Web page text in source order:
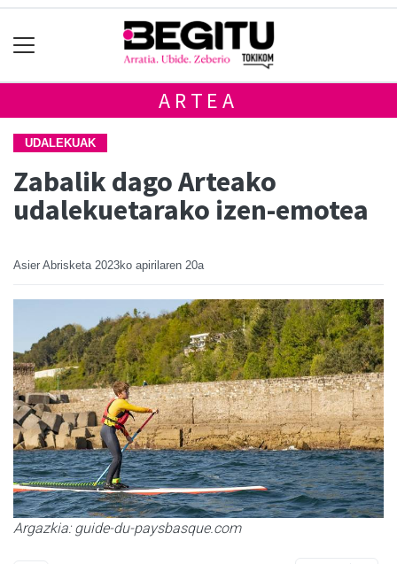
ARTEA
UDALEKUAK
Zabalik dago Arteako
udalekuetarako izen-emotea
Asier Abrisketa 2023ko apirilaren 20a
Argazkia: guide-du-paysbasque.com